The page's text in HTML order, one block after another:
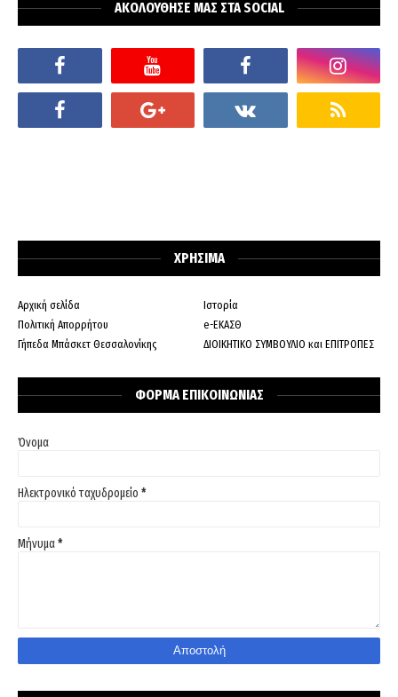
ΑΚΟΛΟΥΘΗΣΕ ΜΑΣ ΣΤΑ SOCIAL
ΧΡΗΣΙΜΑ
Αρχική σελίδα
Ιστορία
Πολιτική Απορρήτου
e-ΕΚΑΣΘ
Γήπεδα Μπάσκετ Θεσσαλονίκης
ΔΙΟΙΚΗΤΙΚΟ ΣΥΜΒΟΥΛΙΟ και ΕΠΙΤΡΟΠΕΣ
ΦΟΡΜΑ ΕΠΙΚΟΙΝΩΝΙΑΣ
Όνομα
Ηλεκτρονικό ταχυδρομείο *
Μήνυμα*